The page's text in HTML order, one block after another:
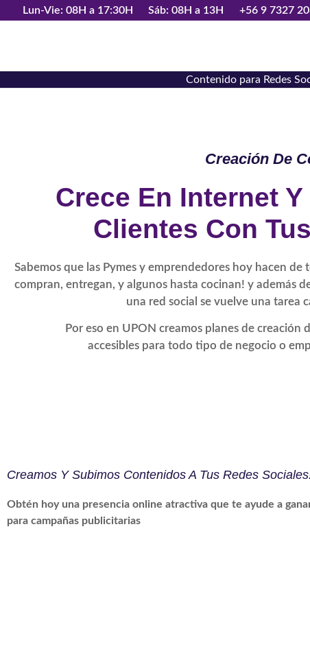
Lun-Vie: 08H a 17:30H Sáb: 08H a 13H +56 9 7327
Contenido para Redes
Creación De
Crece En Internet Y
Clientes Con
Sabemos que las Pymes y emprendedores hoy hacen de
compran, entregan, y algunos hasta cocinan! y además
una red social se vuelve una tarea
Por eso en UPON creamos planes de creación
accesibles para todo tipo de negocio o
Creamos Y Subimos Contenidos A Tus Redes
Obtén hoy una presencia online atractiva que te ayude a
para campañas publicitarias